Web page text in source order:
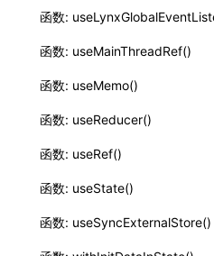
函数:
函数: useMainThreadRef()
函数: useMemo()
函数: useReducer()
函数: useRef()
函数: useState()
函数: useSyncExternalStore()